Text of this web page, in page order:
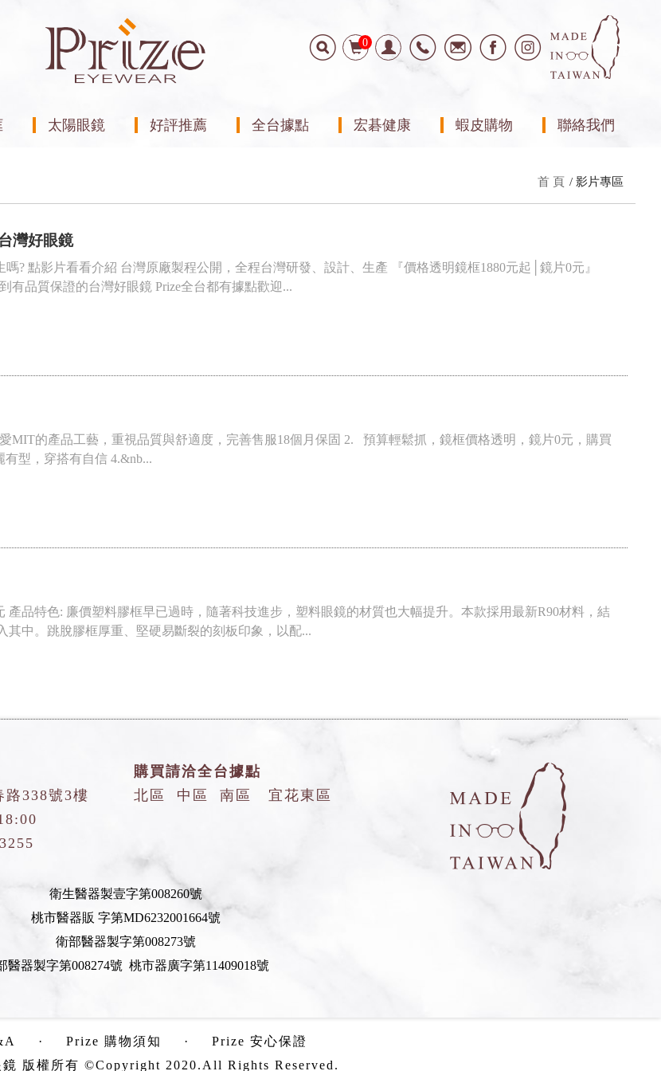
0
太陽眼鏡 好評推薦 全台據點 宏碁健康 蝦皮購物 聯絡我們
首 頁 影片專區
灣好眼鏡
? 點影片看看介紹 台灣原廠製程公開，全程台灣研發、設計、生產 『價格透明鏡框1880元起│鏡片0元』
有品質保證的台灣好眼鏡 Prize全台都有據點歡迎...
MIT的產品工藝，重視品質與舒適度，完善售服18個月保固 2. 預算輕鬆抓，鏡框價格透明，鏡片0元，購買
型，穿搭有自信 4.&nb...
產品特色: 廉價塑料膠框早已過時，隨著科技進步，塑料眼鏡的材質也大幅提升。本款採用最新R90材料，結
其中。跳脫膠框厚重、堅硬易斷裂的刻板印象，以配...
路338號3樓
購買請洽全台據點
北區
中區 南區 宜花東區
衛生醫器製壹字第008260號
桃市醫器販 字第MD6232001664號
衛部醫器製字第008273號
醫器製字第008274號 桃市器廣字第11409018號
· Prize 購物須知 ·
Prize 安心保證
鏡 版權所有 ©Copyright 2020.All Rights Reserved.